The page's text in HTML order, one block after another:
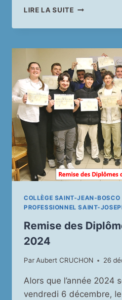
LIRE LA SUITEORIENTATION
DEUX
LYCÉENS
SONT
VENUS
TÉMOIGNER
À
LA
RÉUNION
POST-
BAC
COLLÈGE SAINT-JEAN-BOSCO
PROFESSIONNEL SAINT-
Remise des
2024
ParAubert CRUCHON 26
Alors que l’année 2024
vendredi 6 décembre,